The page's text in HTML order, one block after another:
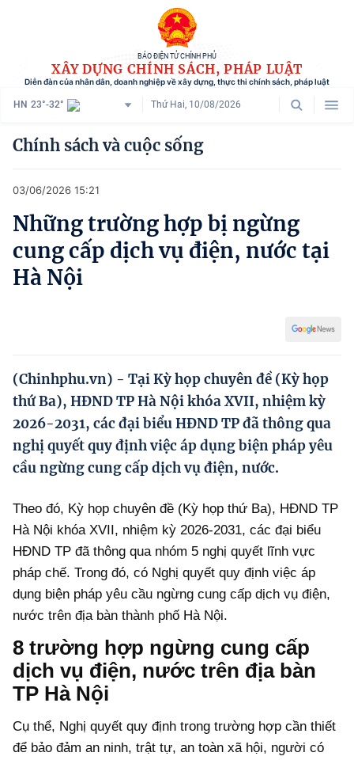
BÁO ĐIỆN TỬ CHÍNH PHỦ
XÂY DỰNG CHÍNH SÁCH, PHÁP LUẬT
Diễn đàn của nhân dân, doanh nghiệp về xây dựng, thực thi chính sách, pháp luật
HN 23°-32° Thứ Hai, 10/08/2026
Danh mục
Tham vấn chính sách
Người dân góp ý
Phát triển kinh tế tư nhân và doanh nghiệp dân tộc
Ocop và chuỗi giá trị Nông sản
Kinh tế tư nhân
Khác
Video
Photo
Chính sách và cuộc sống
03/06/2026 15:21
Những trường hợp bị ngừng
cung cấp dịch vụ điện, nước tại
Hà Nội
(Chinhphu.vn) - Tại Kỳ họp chuyên đề (Kỳ họp
thứ Ba), HĐND TP Hà Nội khóa XVII, nhiệm kỳ
2026-2031, các đại biểu HĐND TP đã thông qua
nghị quyết quy định việc áp dụng biện pháp yêu
cầu ngừng cung cấp dịch vụ điện, nước.
Theo đó, Kỳ họp chuyên đề (Kỳ họp thứ Ba), HĐND TP
Hà Nội khóa XVII, nhiệm kỳ 2026-2031, các đại biểu
HĐND TP đã thông qua nhóm 5 nghị quyết lĩnh vực
pháp chế. Trong đó, có Nghị quyết quy định việc áp
dụng biện pháp yêu cầu ngừng cung cấp dịch vụ điện,
nước trên địa bàn thành phố Hà Nội.
8 trường hợp ngừng cung cấp
dịch vụ điện, nước trên địa bàn
TP Hà Nội
Cụ thể, Nghị quyết quy định trong trường hợp cần thiết
để bảo đảm an ninh, trật tự, an toàn xã hội, người có